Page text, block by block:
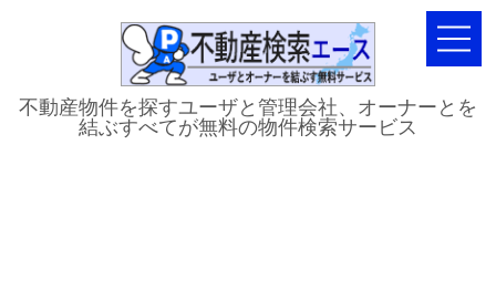
不動産物件を探すユーザと管理会社、オーナーとを
結ぶすべてが無料の物件検索サービス